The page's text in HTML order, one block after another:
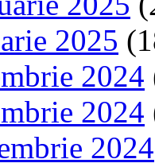
2025
2024
2024
2024